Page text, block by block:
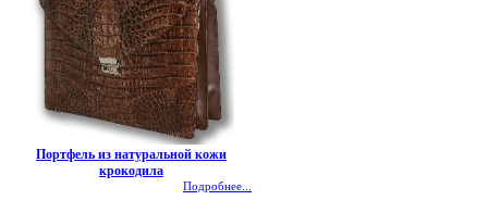
Портфель из натуральной кожи
крокодила
Подробнее...